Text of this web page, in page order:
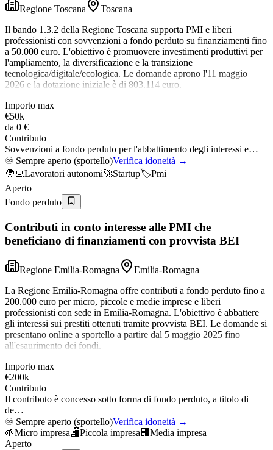
Regione Toscana
Toscana
Il bando 1.3.2 della Regione Toscana supporta PMI e liberi
professionisti con sovvenzioni a fondo perduto su finanziamenti fino
a 50.000 euro. L'obiettivo è promuovere investimenti produttivi per
l'ampliamento, la diversificazione e la transizione
tecnologica/digitale/ecologica. Le domande aprono l'11 maggio
2026 e la dotazione iniziale è di 803.114 euro.
Importo max
€50k
da 0 €
Contributo
Sovvenzioni a fondo perduto per l'abbattimento degli interessi e…
♾️ Sempre aperto (sportello)Verifica idoneità →
🧑‍💻Lavoratori autonomi🚀Startup🏷️Pmi
Aperto
Fondo perduto
Contributi in conto interesse alle PMI che
beneficiano di finanziamenti con provvista BEI
Regione Emilia-Romagna
Emilia-Romagna
La Regione Emilia-Romagna offre contributi a fondo perduto fino a
200.000 euro per micro, piccole e medie imprese e liberi
professionisti con sede in Emilia-Romagna. L'obiettivo è abbattere
gli interessi sui prestiti ottenuti tramite provvista BEI. Le domande si
presentano online a sportello a partire dal 5 maggio 2025 fino
all'esaurimento dei fondi.
Importo max
€200k
Contributo
Il contributo è concesso sotto forma di fondo perduto, a titolo di
de…
♾️ Sempre aperto (sportello)Verifica idoneità →
🌱Micro impresa🏬Piccola impresa 🏢 Media impresa
Aperto